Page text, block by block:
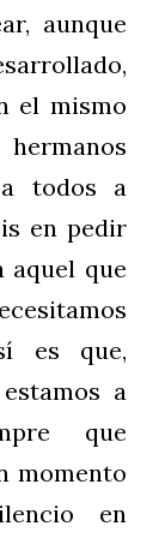
aunque
el mismo
todos a
en pedir
aquel que
es que,
a
que
momento
en